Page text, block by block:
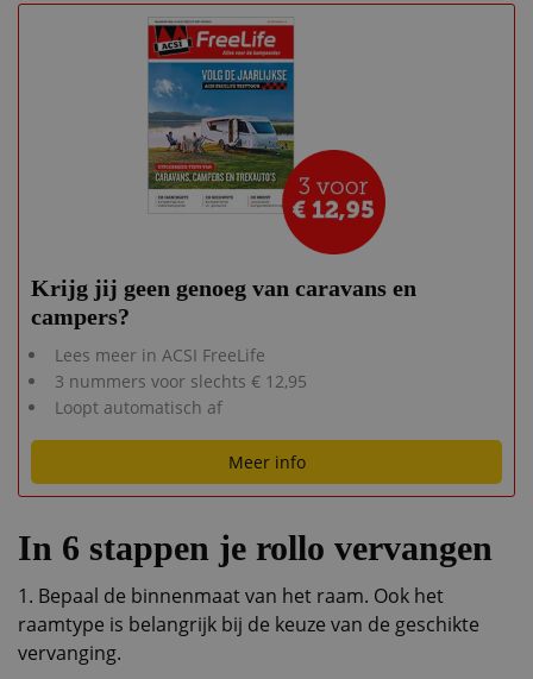
Krijg jij geen genoeg van caravans en
campers?
Lees meer in ACSI FreeLife
3 nummers voor slechts € 12,95
Loopt automatisch af
Meer info
In 6 stappen je rollo vervangen
1. Bepaal de binnenmaat van het raam. Ook het
raamtype is belangrijk bij de keuze van de geschikte
vervanging.